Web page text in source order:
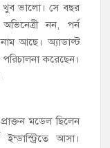
খুব ভালো। সে বছর
নন, পর্ন
আছে। অ্যাডাল্ট
করেছেন।
মডেল ছিলেন
আসা।